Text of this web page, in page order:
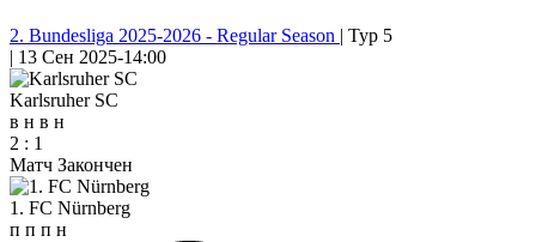
2. Bundesliga 2025-2026 - Regular Season | Тур 5
| 13 Сен 2025-14:00
Karlsruher SC
в н в н
2 : 1
Матч Закончен
1. FC Nürnberg
п п п н